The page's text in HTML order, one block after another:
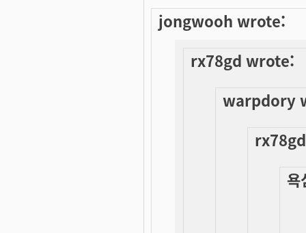
jongwooh wrote:
rx78gd wrote:
warpdory